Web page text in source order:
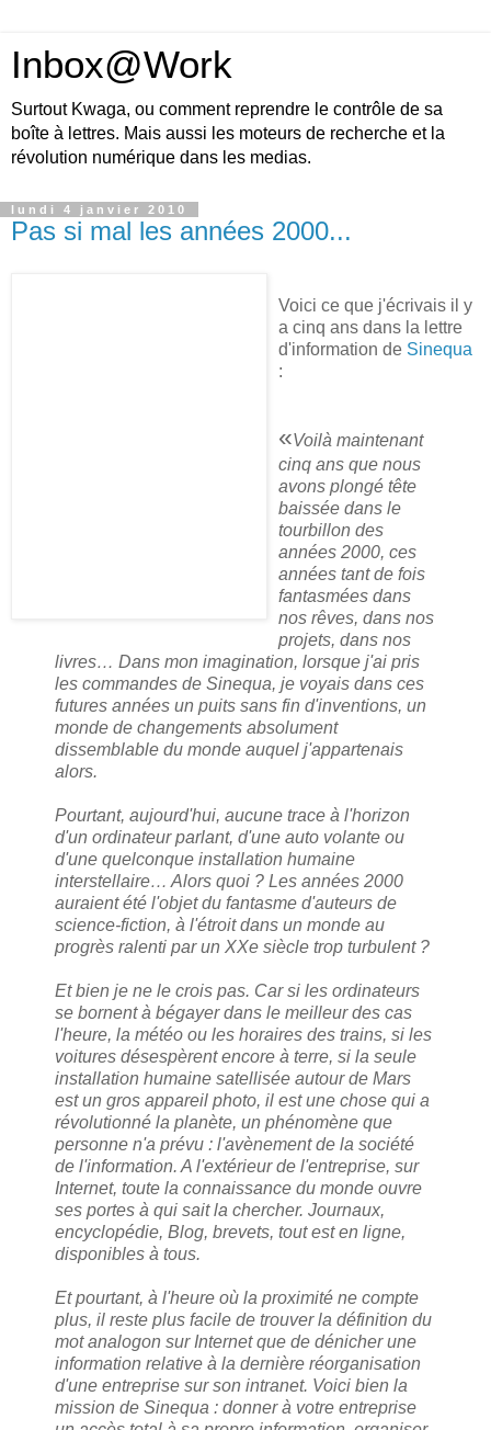
Inbox@Work
Surtout Kwaga, ou comment reprendre le contrôle de sa
boîte à lettres. Mais aussi les moteurs de recherche et la
révolution numérique dans les medias.
lundi 4 janvier 2010
Pas si mal les années 2000...
Voici ce que j'écrivais il y
a cinq ans dans la lettre
d'information de Sinequa
:
«Voilà maintenant
cinq ans que nous
avons plongé tête
baissée dans le
tourbillon des
années 2000, ces
années tant de fois
fantasmées dans
nos rêves, dans nos
projets, dans nos
livres… Dans mon imagination, lorsque j'ai pris
les commandes de Sinequa, je voyais dans ces
futures années un puits sans fin d'inventions, un
monde de changements absolument
dissemblable du monde auquel j'appartenais
alors.
Pourtant, aujourd'hui, aucune trace à l'horizon
d'un ordinateur parlant, d'une auto volante ou
d'une quelconque installation humaine
interstellaire… Alors quoi ? Les années 2000
auraient été l'objet du fantasme d'auteurs de
science-fiction, à l'étroit dans un monde au
progrès ralenti par un XXe siècle trop turbulent ?
Et bien je ne le crois pas. Car si les ordinateurs
se bornent à bégayer dans le meilleur des cas
l'heure, la météo ou les horaires des trains, si les
voitures désespèrent encore à terre, si la seule
installation humaine satellisée autour de Mars
est un gros appareil photo, il est une chose qui a
révolutionné la planète, un phénomène que
personne n'a prévu : l'avènement de la société
de l'information. A l'extérieur de l'entreprise, sur
Internet, toute la connaissance du monde ouvre
ses portes à qui sait la chercher. Journaux,
encyclopédie, Blog, brevets, tout est en ligne,
disponibles à tous.
Et pourtant, à l'heure où la proximité ne compte
plus, il reste plus facile de trouver la définition du
motanalogon sur Internet que de dénicher une
information relative à la dernière réorganisation
d'une entreprise sur son intranet. Voici bien la
mission de Sinequa : donner à votre entreprise